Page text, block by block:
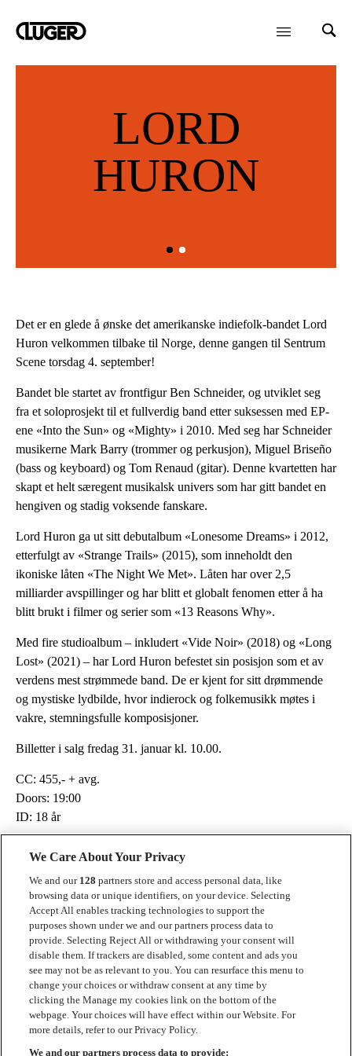
LORD
HURON
Det er en glede å ønske det amerikanske indiefolk-bandet Lord
Huron velkommen tilbake til Norge, denne gangen til Sentrum
Scene torsdag 4. september!
Bandet ble startet av frontfigur Ben Schneider, og utviklet seg
fra et soloprosjekt til et fullverdig band etter suksessen med EP-
ene «Into the Sun» og «Mighty» i 2010. Med seg har Schneider
musikerne Mark Barry (trommer og perkusjon), Miguel Briseño
(bass og keyboard) og Tom Renaud (gitar). Denne kvartetten har
skapt et helt særegent musikalsk univers som har gitt bandet en
hengiven og stadig voksende fanskare.
Lord Huron ga ut sitt debutalbum «Lonesome Dreams» i 2012,
etterfulgt av «Strange Trails» (2015), som inneholdt den
ikoniske låten «The Night We Met». Låten har over 2,5
milliarder avspillinger og har blitt et globalt fenomen etter å ha
blitt brukt i filmer og serier som «13 Reasons Why».
Med fire studioalbum – inkludert «Vide Noir» (2018) og «Long
Lost» (2021) – har Lord Huron befestet sin posisjon som et av
verdens mest strømmede band. De er kjent for sitt drømmende
og mystiske lydbilde, hvor indierock og folkemusikk møtes i
vakre, stemningsfulle komposisjoner.
Billetter i salg fredag 31. januar kl. 10.00.
CC: 455,- + avg.
Doors: 19:00
ID: 18 år
Kontakt
Presse
Kontakt
Samarbeide med Luger
We Care About Your Privacy
We and our 128 partners store and access personal data, like
browsing data or unique identifiers, on your device. Selecting
Accept All enables tracking technologies to support the
purposes shown under we and our partners process data to
provide. Selecting Reject All or withdrawing your consent will
disable them. If trackers are disabled, some content and ads you
see may not be as relevant to you. You can resurface this menu to
change your choices or withdraw consent at any time by
clicking the Manage my cookies link on the bottom of the
webpage. Your choices will have effect within our Website. For
more details, refer to our Privacy Policy.
We and our partners process data to provide: